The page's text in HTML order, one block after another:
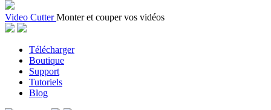
Video Cutter Monter et couper vos vidéos
Télécharger
Boutique
Support
Tutoriels
Blog